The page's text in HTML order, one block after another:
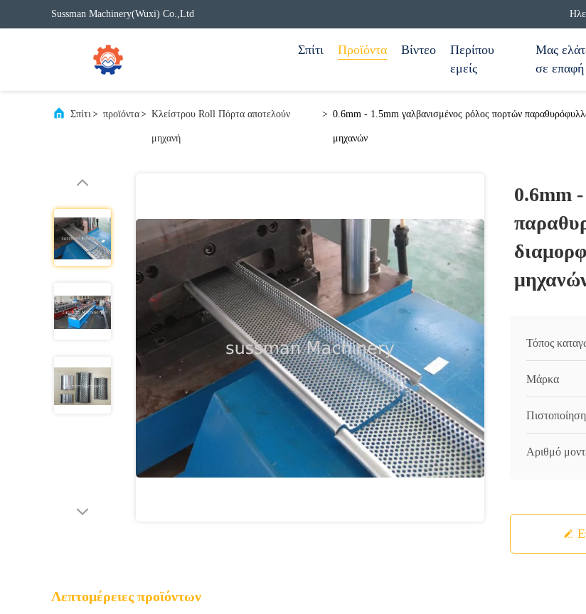
Sussman Machinery(Wuxi) Co.,Ltd
Σπίτι Προϊόντα Βίντεο
Περίπου
εμείς
Μας
σε
Σπίτι> προϊόντα> Κλείστρου Roll Πόρτα αποτελούν
μηχανή
> 0.6mm - 1.5mm γαλβανισμένος ρόλος πορτών
μηχανών
0.6mm
Τόπος
Μάρκα
Πιστοποίηση
Αριθμό
Λεπτομέρειες προϊόντων